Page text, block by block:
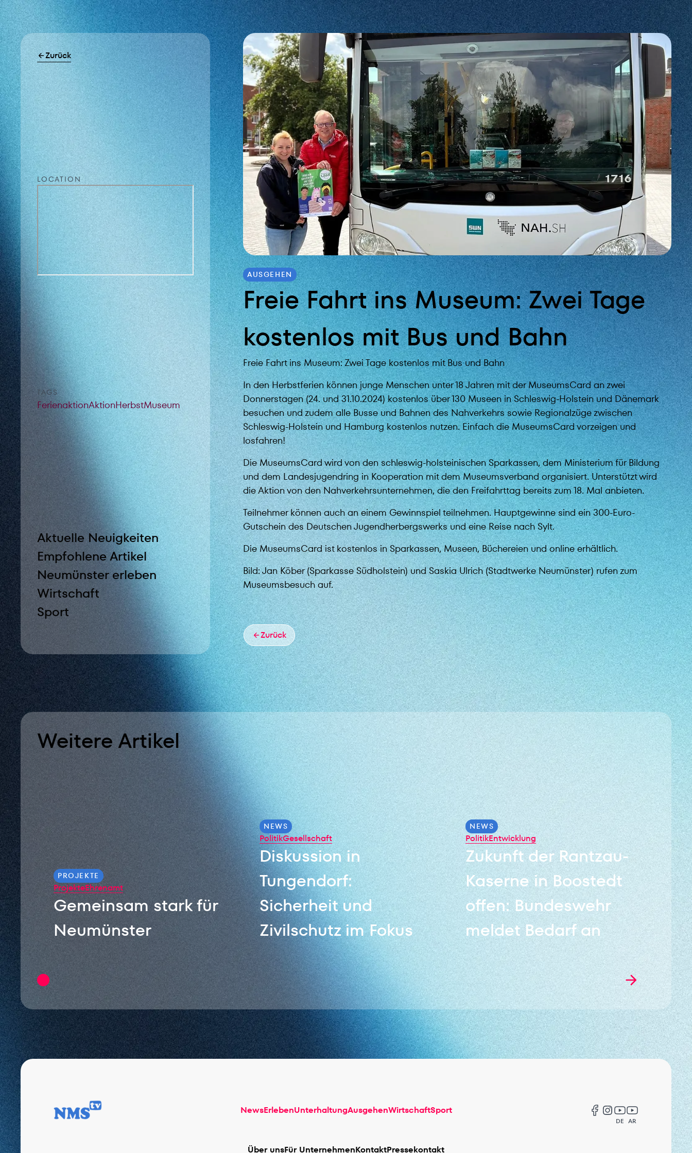
Zurück
LOCATION
TAGS
FerienaktionAktionHerbstMuseum
Aktuelle Neuigkeiten
Empfohlene Artikel
Neumünster erleben
Wirtschaft
Sport
AUSGEHEN
Freie Fahrt ins Museum: Zwei Tage
kostenlos mit Bus und Bahn
Freie Fahrt ins Museum: Zwei Tage kostenlos mit Bus und Bahn
In den Herbstferien können junge Menschen unter 18 Jahren mit der MuseumsCard an zwei
Donnerstagen (24. und 31.10.2024) kostenlos über 130 Museen in Schleswig-Holstein und Dänemark
besuchen und zudem alle Busse und Bahnen des Nahverkehrs sowie Regionalzüge zwischen
Schleswig-Holstein und Hamburg kostenlos nutzen. Einfach die MuseumsCard vorzeigen und
losfahren!
Die MuseumsCard wird von den schleswig-holsteinischen Sparkassen, dem Ministerium für Bildung
und dem Landesjugendring in Kooperation mit dem Museumsverband organisiert. Unterstützt wird
die Aktion von den Nahverkehrsunternehmen, die den Freifahrttag bereits zum 18. Mal anbieten.
Teilnehmer können auch an einem Gewinnspiel teilnehmen. Hauptgewinne sind ein 300-Euro-
Gutschein des Deutschen Jugendherbergswerks und eine Reise nach Sylt.
Die MuseumsCard ist kostenlos in Sparkassen, Museen, Büchereien und online erhältlich.
Bild: Jan Köber (Sparkasse Südholstein) und Saskia Ulrich (Stadtwerke Neumünster) rufen zum
Museumsbesuch auf.
Zurück
Weitere Artikel
PROJEKTE
ProjekteEhrenamt
Gemeinsam stark für
Neumünster
NEWS
PolitikGesellschaft
Diskussion in
Tungendorf:
Sicherheit und
Zivilschutz im Fokus
NEWS
PolitikEntwicklung
Zukunft der Rantzau-
Kaserne in Boostedt
offen: Bundeswehr
meldet Bedarf an
NewsErlebenUnterhaltungAusgehenWirtschaftSport
DE AR
Über unsFür UnternehmenKontaktPressekontakt